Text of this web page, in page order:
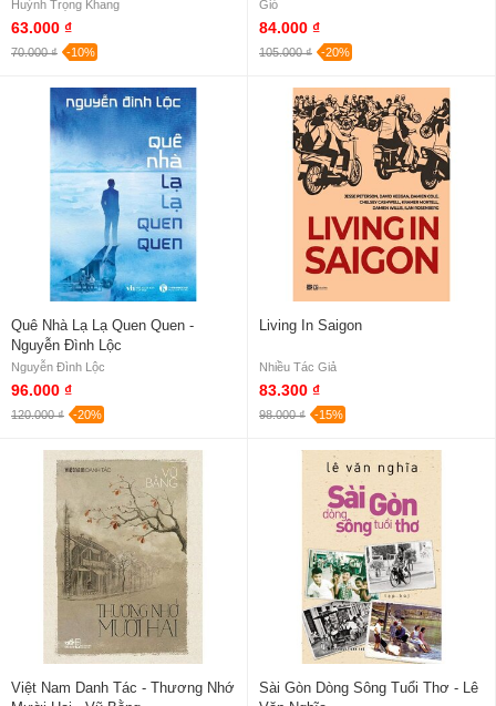
Huỳnh Trọng Khang
63.000 ₫
70.000 ₫ -10%
Gió
84.000 ₫
105.000 ₫ -20%
Quê Nhà Lạ Lạ Quen Quen -
Nguyễn Đình Lộc
Nguyễn Đình Lộc
96.000 ₫
120.000 ₫ -20%
Living In Saigon
Nhiều Tác Giả
83.300 ₫
98.000 ₫ -15%
Việt Nam Danh Tác - Thương Nhớ
Sài Gòn Dòng Sông Tuổi Thơ - Lê